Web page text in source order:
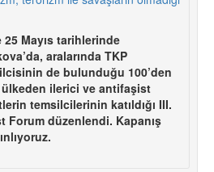
25 Mayıs tarihlerinde
aralarında TKP
de bulunduğu 100’den
ilerici ve antifaşist
temsilcilerinin katıldığı III.
Forum düzenlendi. Kapanış